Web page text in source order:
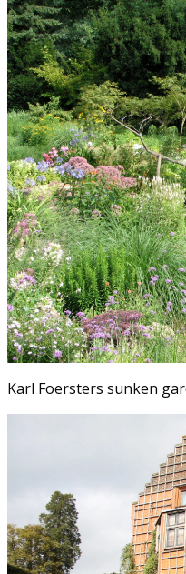
Karl Foersters sunken